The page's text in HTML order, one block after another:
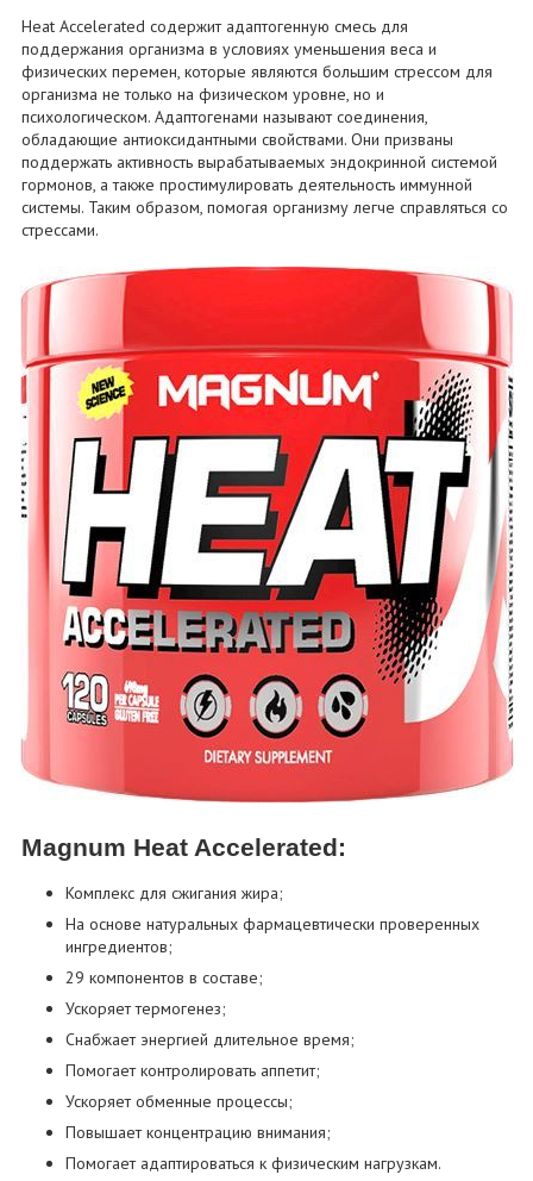
Heat Accelerated содержит адаптогенную смесь для
поддержания организма в условиях уменьшения веса и
физических перемен, которые являются большим стрессом для
организма не только на физическом уровне, но и
психологическом. Адаптогенами называют соединения,
обладающие антиоксидантными свойствами. Они призваны
поддержать активность вырабатываемых эндокринной системой
гормонов, а также простимулировать деятельность иммунной
системы. Таким образом, помогая организму легче справляться со
стрессами.
Magnum Heat Accelerated:
Комплекс для сжигания жира;
На основе натуральных фармацевтически проверенных
ингредиентов;
29 компонентов в составе;
Ускоряет термогенез;
Снабжает энергией длительное время;
Помогает контролировать аппетит;
Ускоряет обменные процессы;
Повышает концентрацию внимания;
Помогает адаптироваться к физическим нагрузкам.